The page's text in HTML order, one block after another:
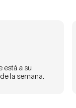
está a su
la semana.